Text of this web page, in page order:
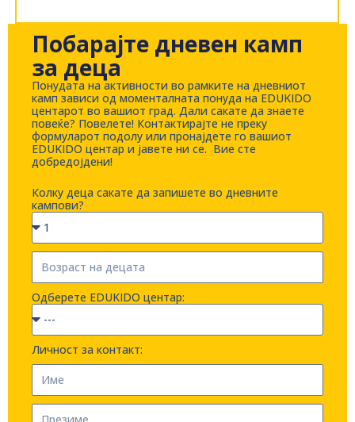
Побарајте дневен камп
за деца
Понудата на активности во рамките на дневниот
камп зависи од моменталната понуда на EDUKIDO
центарот во вашиот град. Дали сакате да знаете
повеќе? Повелете! Контактирајте не преку
формуларот подолу или пронајдете го вашиот
EDUKIDO центар и јавете ни се. Вие сте
добредојдени!
Колку деца сакате да запишете во дневните
кампови?
Одберете EDUKIDO центар:
Личност за контакт: